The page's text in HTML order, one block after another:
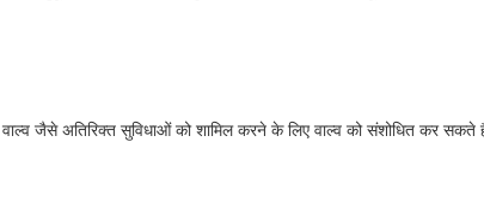
जैसे अतिरिक्त सुविधाओं को शामिल करने के लिए वाल्व को संशोधित कर सकते